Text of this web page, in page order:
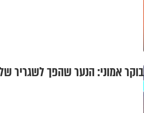
בוקר אמוני: הנער שהפך לשגריר